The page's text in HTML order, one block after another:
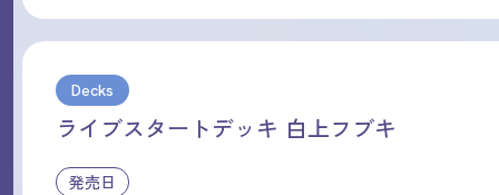
Decks
ライブスタートデッキ 白上フブキ
発売日